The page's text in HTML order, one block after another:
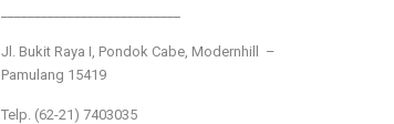
Jl. Bukit Raya I, Pondok Cabe, Modernhill –
Pamulang 15419
Telp. (62-21) 7403035